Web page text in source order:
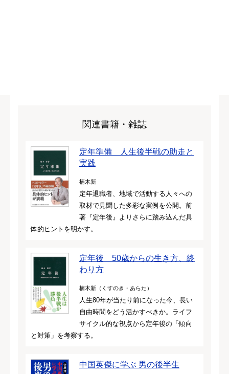
関連書籍・雑誌
定年準備 人生後半戦の助走と
実践
楠木新
定年退職者、地域で活動する人々への
取材で見聞した多彩な実例を公開。前
著『定年後』よりさらに踏み込んだ具
体的ヒントを明かす。
定年後 50歳からの生き方、終
わり方
楠木新（くすのき・あらた）
人生80年が当たり前になった今、長い
自由時間をどう活かすべきか。ライフ
サイクル的な視点から定年後の「傾向
と対策」を考察する。
中国英傑に学ぶ 男の後半生